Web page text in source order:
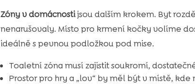
Zóny v domácnostijsou dalším krokem. Byt
nenarušovaly. Místo pro krmení kočky volíme
ideálně s pevnou podložkou pod mise.
Toaletní zóna musí zajistit soukromí,
Prostor pro hry a „lov“ by měl být v místě,